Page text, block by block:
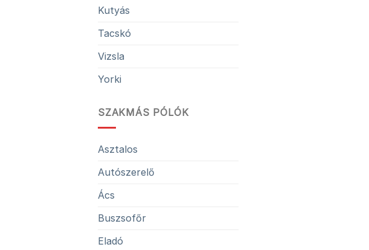
Kutyás
Tacskó
Vizsla
Yorki
SZAKMÁS PÓLÓK
Asztalos
Autószerelő
Ács
Buszsofőr
Eladó